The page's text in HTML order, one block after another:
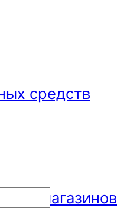
средств
магазинов